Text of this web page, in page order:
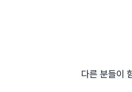
다른 분들이